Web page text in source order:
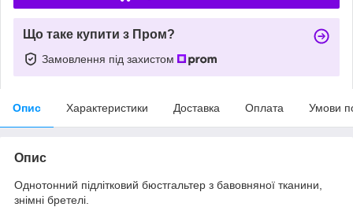
Що таке купити з Пром?
Замовлення під захистом
Опис Характеристики Доставка Оплата Умови
Опис
Однотонний підлітковий бюстгальтер з бавовняної тканини,
знімні бретелі.